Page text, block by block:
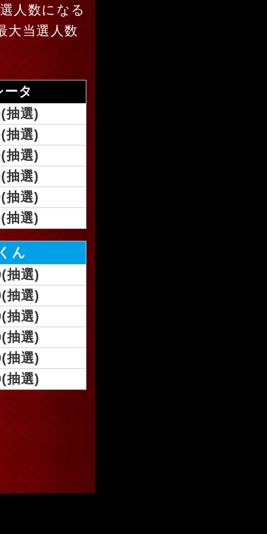
人数になる
大当選人数
タ
抽選)
抽選)
抽選)
抽選)
抽選)
抽選)
ん
抽選)
抽選)
抽選)
抽選)
抽選)
抽選)